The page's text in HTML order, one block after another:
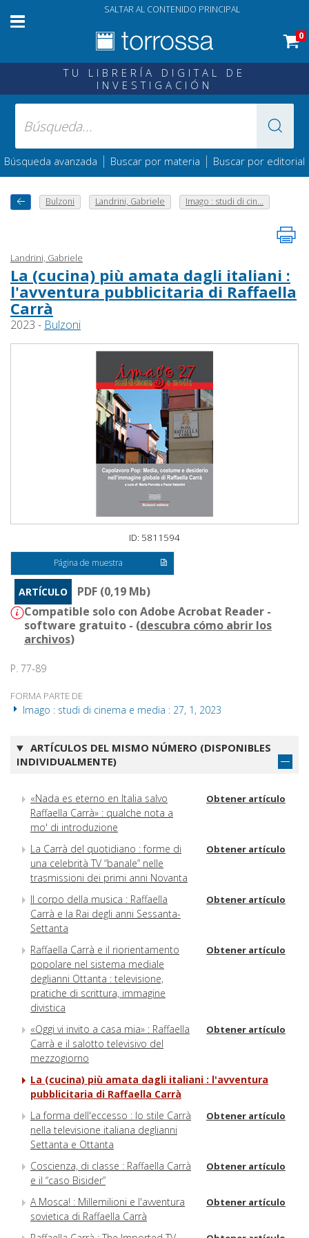
SALTAR AL CONTENIDO PRINCIPAL
0
TU LIBRERÍA DIGITAL DE
INVESTIGACIÓN
Búsqueda avanzada | Buscar por materia | Buscar por editorial
Bulzoni Landrini, Gabriele Imago : studi di cin...
Landrini, Gabriele
La (cucina) più amata dagli italiani :
l'avventura pubblicitaria di Raffaella
Carrà
2023 - Bulzoni
ID: 5811594
Página de muestra
ARTÍCULO
PDF (0,19 Mb)
Compatible solo con Adobe Acrobat Reader -
software gratuito - (descubra cómo abrir los
archivos)
P. 77-89
FORMA PARTE DE
Imago : studi di cinema e media : 27, 1, 2023
ARTÍCULOS DEL MISMO NÚMERO (DISPONIBLES
INDIVIDUALMENTE)
«Nada es eterno en Italia salvo
Raffaella Carrà» : qualche nota a
mo' di introduzione
Obtener artículo
La Carrà del quotidiano : forme di
una celebrità TV “banale” nelle
trasmissioni dei primi anni Novanta
Obtener artículo
Il corpo della musica : Raffaella
Carrà e la Rai degli anni Sessanta-
Settanta
Obtener artículo
Raffaella Carrà e il riorientamento
popolare nel sistema mediale
deglianni Ottanta : televisione,
pratiche di scrittura, immagine
divistica
Obtener artículo
«Oggi vi invito a casa mia» : Raffaella
Carrà e il salotto televisivo del
mezzogiorno
Obtener artículo
La (cucina) più amata dagli italiani : l'avventura
pubblicitaria di Raffaella Carrà
La forma dell'eccesso : lo stile Carrà
nella televisione italiana deglianni
Settanta e Ottanta
Obtener artículo
Coscienza, di classe : Raffaella Carrà
e il “caso Bisider”
Obtener artículo
A Mosca! : Millemilioni e l'avventura
sovietica di Raffaella Carrà
Obtener artículo